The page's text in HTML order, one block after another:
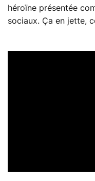
héroïne présentée
sociaux. Ça en jette,